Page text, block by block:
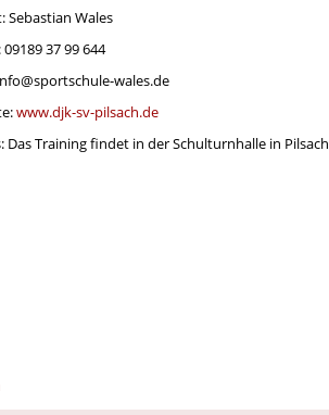
Sebastian Wales
37 99 644
wales.de
www.djk-sv-pilsach.de
Das Training findet in der Schulturnhalle in Pilsach